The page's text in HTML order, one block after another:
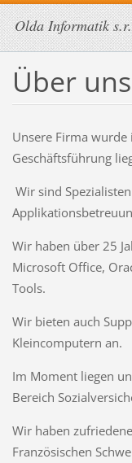
Olda Informatik
Über uns
Unsere Firma wurde
Geschäftsführung
Wir sind
Wir haben über 25
Microsoft Office,
Tools.
Wir bieten auch
Kleincomputern an.
Im Moment liegen
Bereich
Wir haben
Französischen